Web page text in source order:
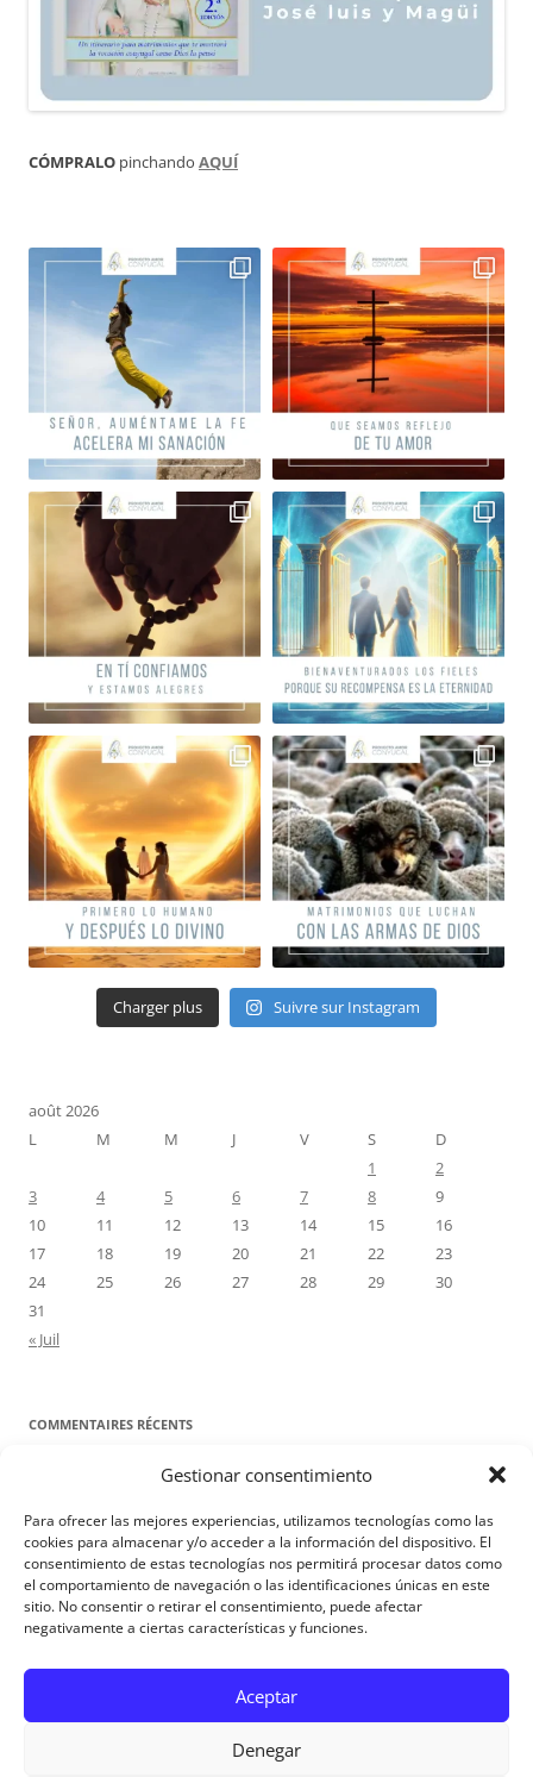
Gestionar consentimiento
Para ofrecer las mejores experiencias, utilizamos tecnologías como las
cookies para almacenar y/o acceder a la información del dispositivo. El
consentimiento de estas tecnologías nos permitirá procesar datos como
el comportamiento de navegación o las identificaciones únicas en este
sitio. No consentir o retirar el consentimiento, puede afectar
negativamente a ciertas características y funciones.
Aceptar
Denegar
CÓMPRALO pinchando AQUÍ
Charger plus Suivre sur Instagram
août 2026
L
M M J V S
D
1
2
3
4 5 6 7 8
9
10
11 12 13 14 15
16
17
18 19 20 21 22
23
24
25 26 27 28 29
30
31
« Juil
COMMENTAIRES RÉCENTS
Proyecto Amor ConyugaldansContre toute attente. Commentaire
pour les époux : Luc 12, 8-12
Manuel MirallesdansContre toute attente. Commentaire pour les
époux : Luc 12, 8-12